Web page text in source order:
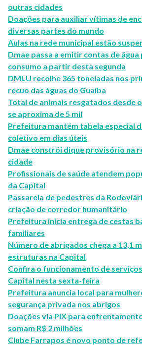
outras cidades
Doações para auxiliar vítimas de
diversas partes do mundo
Aulas na rede municipal estão
Dmae passa a emitir contas de
consumo a partir desta segunda
DMLU recolhe 365 toneladas nos
recuo das águas do Guaíba
Total de animais resgatados desde
se aproxima de 5 mil
Prefeitura mantém tabela especial
coletivo em dias úteis
Dmae constrói dique provisório na
cidade
Profissionais de saúde atendem
da Capital
Passarela de pedestres da
criação de corredor humanitário
Prefeitura inicia entrega de cestas
familiares
Número de abrigados chega a 13,1
estruturas na Capital
Confira o funcionamento de
Capital nesta sexta-feira
Prefeitura anuncia local para
segurança privada nos abrigos
Doações via PIX para
somam R$ 2 milhões
Clube Farrapos é novo ponto de